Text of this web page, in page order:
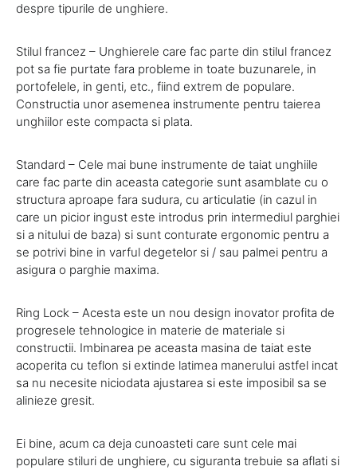
despre tipurile de unghiere.
Stilul francez – Unghierele care fac parte din stilul francez
pot sa fie purtate fara probleme in toate buzunarele, in
portofelele, in genti, etc., fiind extrem de populare.
Constructia unor asemenea instrumente pentru taierea
unghiilor este compacta si plata.
Standard – Cele mai bune instrumente de taiat unghiile
care fac parte din aceasta categorie sunt asamblate cu o
structura aproape fara sudura, cu articulatie (in cazul in
care un picior ingust este introdus prin intermediul parghiei
si a nitului de baza) si sunt conturate ergonomic pentru a
se potrivi bine in varful degetelor si / sau palmei pentru a
asigura o parghie maxima.
Ring Lock – Acesta este un nou design inovator profita de
progresele tehnologice in materie de materiale si
constructii. Imbinarea pe aceasta masina de taiat este
acoperita cu teflon si extinde latimea manerului astfel incat
sa nu necesite niciodata ajustarea si este imposibil sa se
alinieze gresit.
Ei bine, acum ca deja cunoasteti care sunt cele mai
populare stiluri de unghiere, cu siguranta trebuie sa aflati si